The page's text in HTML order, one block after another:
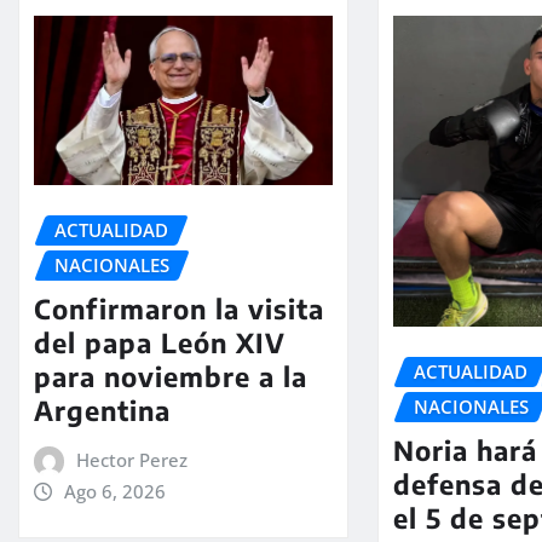
ACTUALIDAD
NACIONALES
Confirmaron la visita
del papa León XIV
para noviembre a la
Argentina
Hector Perez
Ago 6, 2026
ACTUALIDAD
NACIONALES
Noria hará
defensa
el 5 de